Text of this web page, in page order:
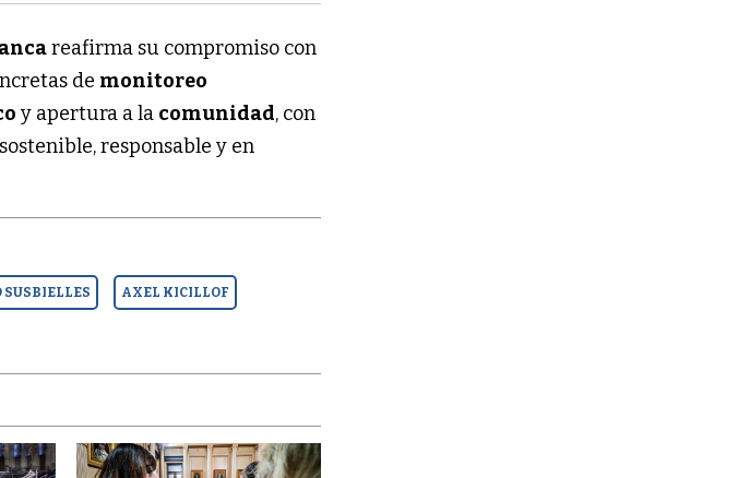
reafirma su compromiso con
de monitoreo
y apertura a la comunidad, con
responsable y en
SUSBIELLES AXEL KICILLOF